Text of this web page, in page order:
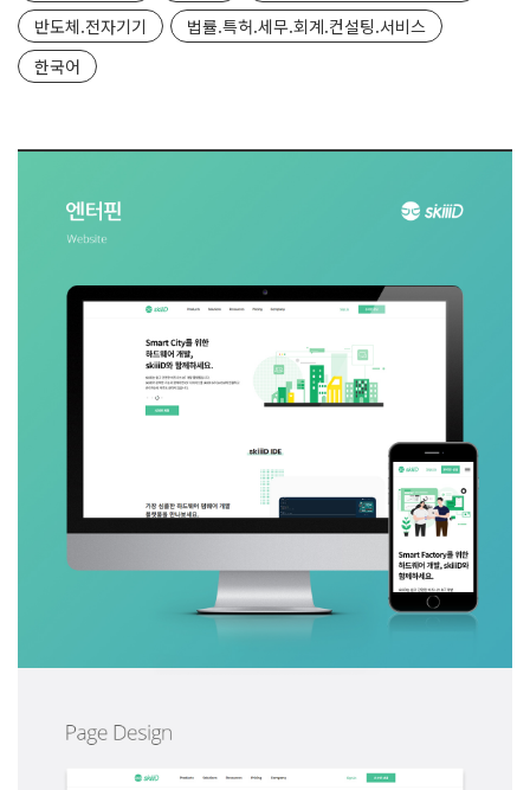
반도체.전자기기
법률.특허.세무.회계.컨설팅.서비스
한국어